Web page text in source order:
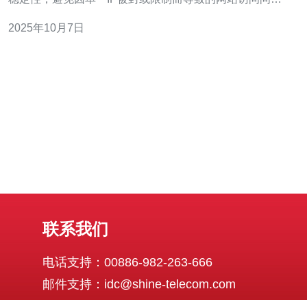
群，确保其在搜索引擎中的表现与用户体验。 多IP服务器
2025年10月7日
联系我们
电话支持：00886-982-263-666
邮件支持：idc@shine-telecom.com